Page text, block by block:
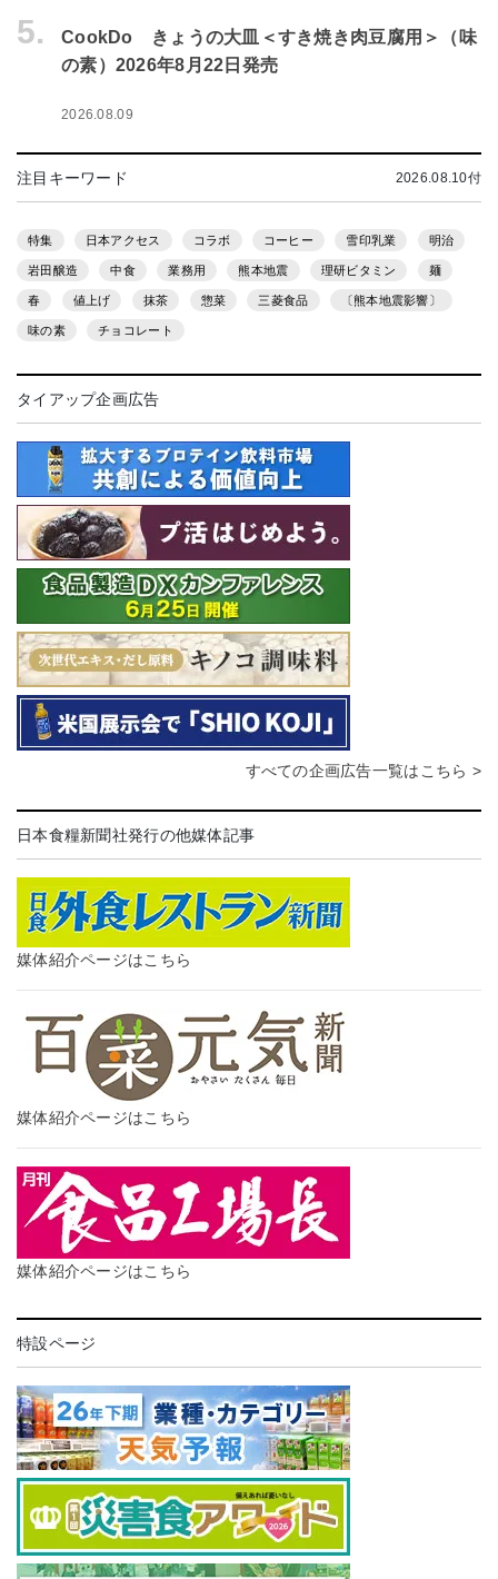
5.
CookDo きょうの大皿＜すき焼き肉豆腐用＞（味
の素）2026年8月22日発売
2026.08.09
注目キーワード 2026.08.10付
特集 日本アクセス コラボ コーヒー 雪印乳業 明治
岩田醸造 中食 業務用 熊本地震 理研ビタミン 麺
春 値上げ 抹茶 惣菜 三菱食品 〔熊本地震影響〕
味の素 チョコレート
タイアップ企画広告
すべての企画広告一覧はこちら >
日本食糧新聞社発行の他媒体記事
媒体紹介ページはこちら
媒体紹介ページはこちら
媒体紹介ページはこちら
特設ページ